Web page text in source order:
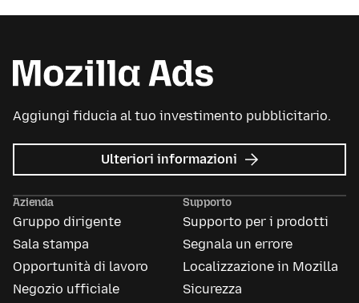
Aggiungi fiducia al tuo investimento pubblicitario.
Ulteriori informazioni su
Mozilla
Azienda
Gruppo dirigente
Sala stampa
Opportunità di lavoro
Negozio ufficiale
Supporto
Supporto per i prodotti
Segnala un errore
Localizzazione in Mozilla
Sicurezza